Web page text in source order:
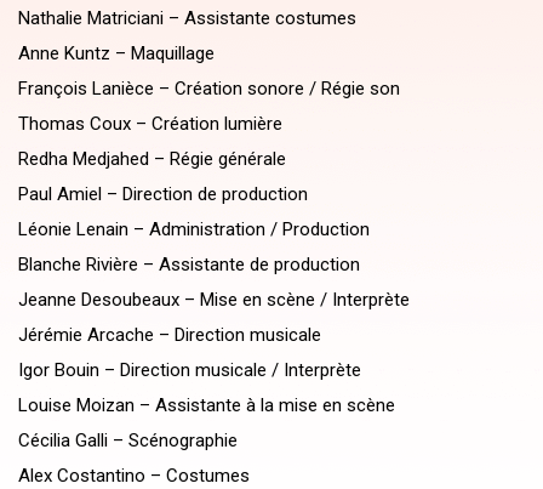
Nathalie Matriciani – Assistante costumes
Anne Kuntz – Maquillage
François Lanièce – Création sonore / Régie son
Thomas Coux – Création lumière
Redha Medjahed – Régie générale
Paul Amiel – Direction de production
Léonie Lenain – Administration / Production
Blanche Rivière – Assistante de production
Jeanne Desoubeaux – Mise en scène / Interprète
Jérémie Arcache – Direction musicale
Igor Bouin – Direction musicale / Interprète
Louise Moizan – Assistante à la mise en scène
Cécilia Galli – Scénographie
Alex Costantino – Costumes